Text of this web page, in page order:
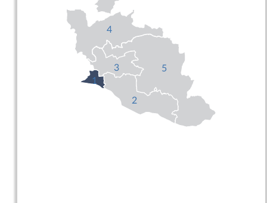
1
2
3
4
5